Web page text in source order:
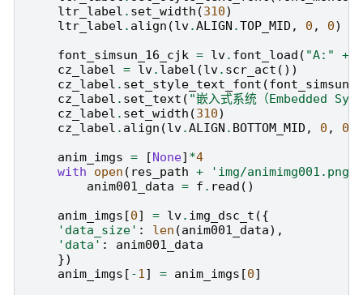
ltr_label . set_width (310)
ltr_label . align (lv.ALIGN .TOP_MID , 0 , 0)
font_simsun_16_cjk = lv. font_load ( "A:" +
cz_label = lv. label (lv. scr_act ())
cz_label . set_style_text_font (
cz_label . set_text ( "嵌入式系统（Embedded
cz_label . set_width (310)
cz_label . align (lv.ALIGN . BOTTOM_MID , 0 , 0
anim_imgs = [ None] *4
with
open ( res_path + 'img/animimg001.png'
anim001_data = f . read ()
anim_imgs [0] = lv. img_dsc_t ({
'data_size' : len (anim001_data),
'data' :
anim001_data
})
anim_imgs [ -1] = anim_imgs [0]